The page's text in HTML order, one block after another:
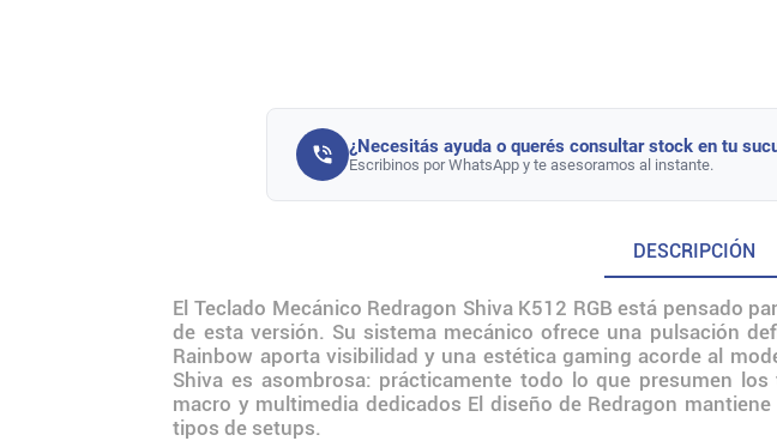
¿Necesitás ayuda o querés consultar stock en tu
Escribinos por WhatsApp y te asesoramos al instante.
DESCRIPCIÓN
El Teclado Mecánico Redragon Shiva K512 RGB está pensado
de esta versión. Su sistema mecánico ofrece una pulsación
Rainbow aporta visibilidad y una estética gaming acorde al
Shiva es asombrosa: prácticamente todo lo que presumen
macro y multimedia dedicados El diseño de Redragon
tipos de setups.